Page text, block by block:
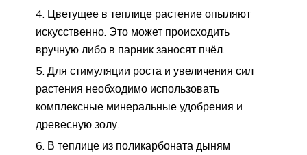
Цветущее в теплице растение опыляют
искусственно. Это может происходить
вручную либо в парник заносят пчёл.
Для стимуляции роста и увеличения сил
растения необходимо использовать
комплексные минеральные удобрения и
древесную золу.
В теплице из поликарбоната дыням